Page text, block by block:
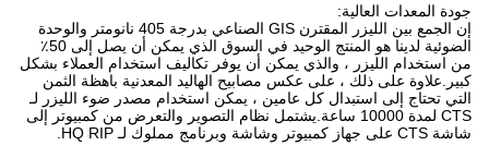
جودة المعدات العالية:
إن الجمع بين الليزر المقترن GIS الصناعي بدرجة 405 نانومتر والوحدة
الضوئية لدينا هو المنتج الوحيد في السوق الذي يمكن أن يصل إلى 50٪
من استخدام الليزر ، والذي يمكن أن يوفر تكاليف استخدام العملاء بشكل
كبير.علاوة على ذلك ، على عكس مصابيح الهاليد المعدنية باهظة الثمن
التي تحتاج إلى استبدال كل عامين ، يمكن استخدام مصدر ضوء الليزر لـ
CTS لمدة 10000 ساعة.يشتمل نظام التصوير والتعرض من كمبيوتر إلى
شاشة CTS على جهاز كمبيوتر وشاشة وبرنامج مملوك لـ HQ RIP.